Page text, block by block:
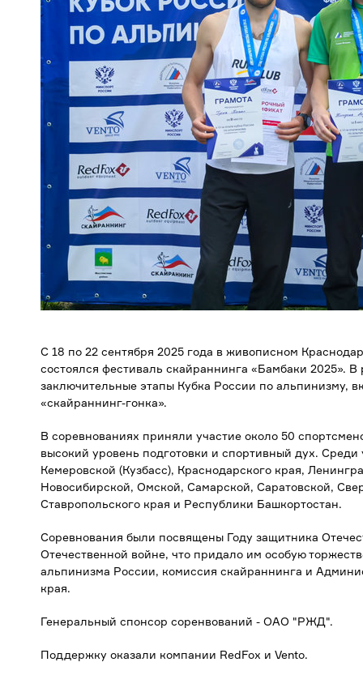
С 18 по 22 сентября 2025 года в живописном
состоялся фестиваль скайраннинга «Бамбаки 2025».
заключительные этапы Кубка России по альпинизму,
«скайраннинг-гонка».
В соревнованиях приняли участие около 50
высокий уровень подготовки и спортивный дух.
Кемеровской (Кузбасс), Краснодарского края,
Новосибирской, Омской, Самарской, Саратовской,
Ставропольского края и Республики Башкортостан.
Соревнования были посвящены Году защитника
Отечественной войне, что придало им особую
альпинизма России, комиссия скайраннинга и
края.
Генеральный спонсор соренвований - ОАО "РЖД".
Поддержку оказали компании RedFox и Vento.